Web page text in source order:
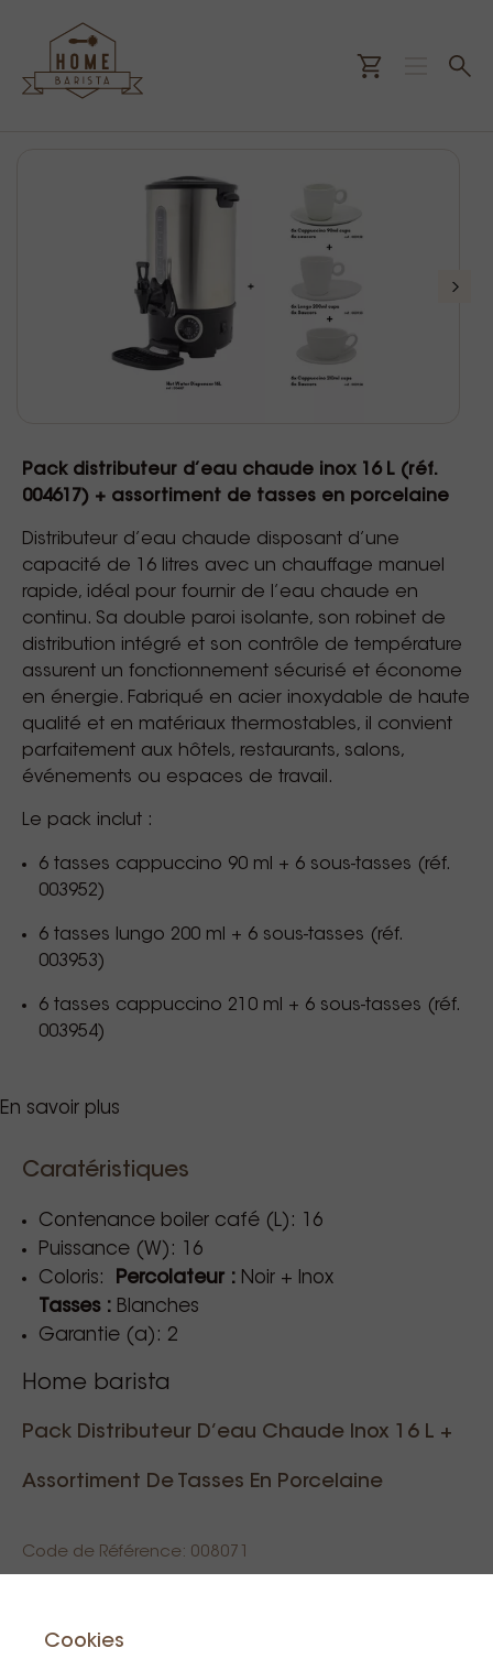
Pack distributeur d’eau chaude inox 16 L (réf.
004617) + assortiment de tasses en porcelaine
Distributeur d’eau chaude disposant d’une
capacité de 16 litres avec un chauffage manuel
rapide, idéal pour fournir de l’eau chaude en
continu. Sa double paroi isolante, son robinet de
distribution intégré et son contrôle de température
assurent un fonctionnement sécurisé et économe
en énergie. Fabriqué en acier inoxydable de haute
qualité et en matériaux thermostables, il convient
parfaitement aux hôtels, restaurants, salons,
événements ou espaces de travail.
Le pack inclut :
6 tasses cappuccino 90 ml + 6 sous-tasses (réf.
003952)
6 tasses lungo 200 ml + 6 sous-tasses (réf.
003953)
6 tasses cappuccino 210 ml + 6 sous-tasses (réf.
003954)
Type d'utilisation: Hôtels, restaurants,
En savoir plus
Caratéristiques
Contenance boiler café (L): 16
Puissance (W): 16
Coloris:
Percolateur : Noir + Inox
Tasses : Blanches
Garantie (a): 2
Home barista
Pack Distributeur D’eau Chaude Inox 16 L +
Assortiment De Tasses En Porcelaine
Code de Référence: 008071
45,00 €
Cookies